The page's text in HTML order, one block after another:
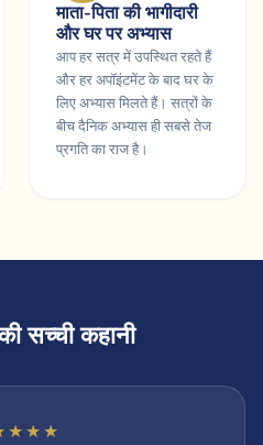
माता-पिता की भागीदारी
और घर पर अभ्यास
आप हर सत्र में उपस्थित रहते हैं
और हर अपॉइंटमेंट के बाद घर के
लिए अभ्यास मिलते हैं। सत्रों के
बीच दैनिक अभ्यास ही सबसे तेज
प्रगति का राज है।
सच्ची कहानी